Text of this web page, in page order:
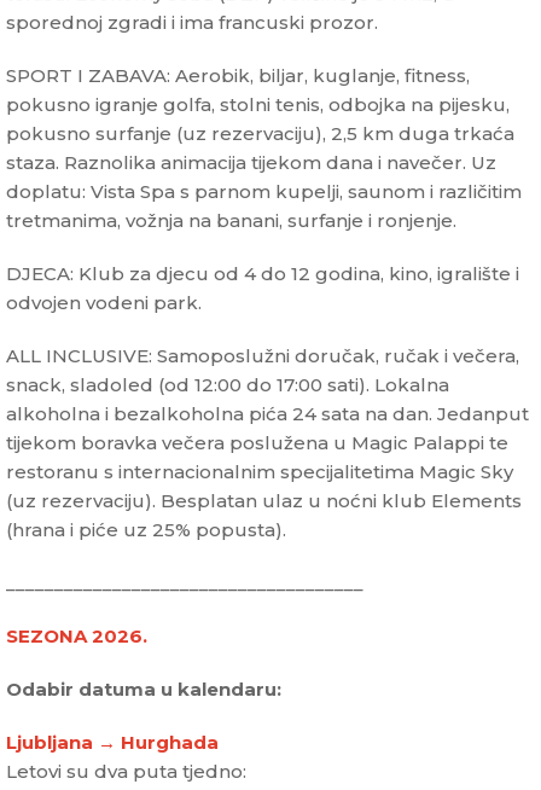
sporednoj zgradi i ima francuski prozor.
SPORT I ZABAVA: Aerobik, biljar, kuglanje, fitness,
pokusno igranje golfa, stolni tenis, odbojka na pijesku,
pokusno surfanje (uz rezervaciju), 2,5 km duga trkaća
staza. Raznolika animacija tijekom dana i navečer. Uz
doplatu: Vista Spa s parnom kupelji, saunom i različitim
tretmanima, vožnja na banani, surfanje i ronjenje.
DJECA: Klub za djecu od 4 do 12 godina, kino, igralište i
odvojen vodeni park.
ALL INCLUSIVE: Samoposlužni doručak, ručak i večera,
snack, sladoled (od 12:00 do 17:00 sati). Lokalna
alkoholna i bezalkoholna pića 24 sata na dan. Jedanput
tijekom boravka večera poslužena u Magic Palappi te
restoranu s internacionalnim specijalitetima Magic Sky
(uz rezervaciju). Besplatan ulaz u noćni klub Elements
(hrana i piće uz 25% popusta).
SEZONA 2026.
Odabir datuma u kalendaru:
Ljubljana → Hurghada
Letovi su dva puta tjedno: